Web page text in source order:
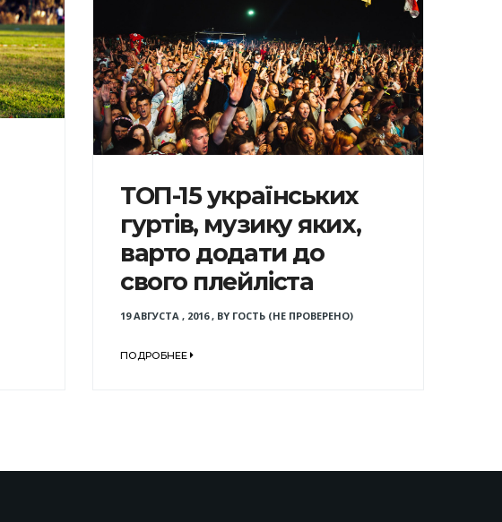
ТОП-15 українських
гуртів, музику яких,
варто додати до
свого плейліста
19 АВГУСТА , 2016, BY ГОСТЬ (НЕ ПРОВЕРЕНО)
ПОДРОБНЕЕ